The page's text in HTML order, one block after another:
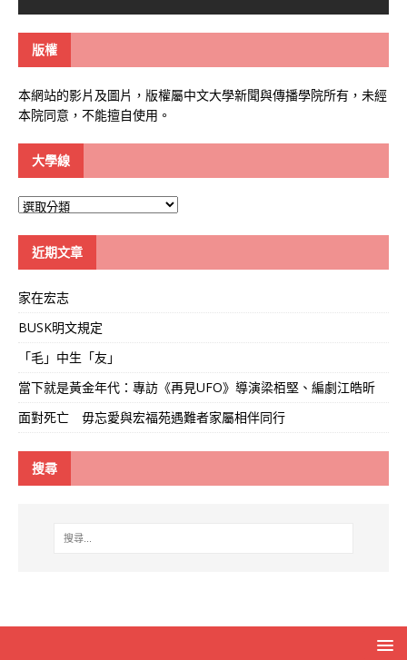
版權
本網站的影片及圖片，版權屬中文大學新聞與傳播學院所有，未經
本院同意，不能擅自使用。
大學線
大
近期文章
家在宏志
BUSK明文規定
「毛」中生「友」
當下就是黃金年代：專訪《再見UFO》導演梁栢堅、編劇江皓昕
面對死亡 毋忘愛與宏福苑遇難者家屬相伴同行
搜尋